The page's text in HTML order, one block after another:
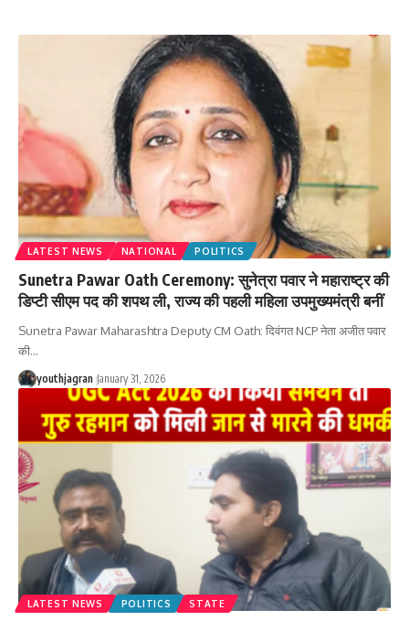
LATEST NEWS NATIONAL POLITICS
Sunetra Pawar Oath Ceremony: सुनेत्रा पवार ने महाराष्ट्र की
डिप्टी सीएम पद की शपथ ली, राज्य की पहली महिला उपमुख्यमंत्री बनीं
Sunetra Pawar Maharashtra Deputy CM Oath: दिवंगत NCP नेता अजीत पवार
की…
youthjagran January 31, 2026
LATEST NEWS POLITICS STATE